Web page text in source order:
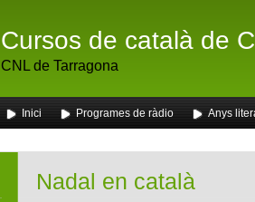
Cursos de català de
CNL de Tarragona
Inici Programes de ràdio Anys
Nadal en català